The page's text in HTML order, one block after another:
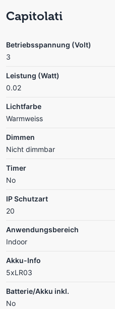
Capitolati
Betriebsspannung (Volt)
3
Leistung (Watt)
0.02
Lichtfarbe
Warmweiss
Dimmen
Nicht dimmbar
Timer
No
IP Schutzart
20
Anwendungsbereich
Indoor
Akku-Info
5xLR03
Batterie/Akku inkl.
No